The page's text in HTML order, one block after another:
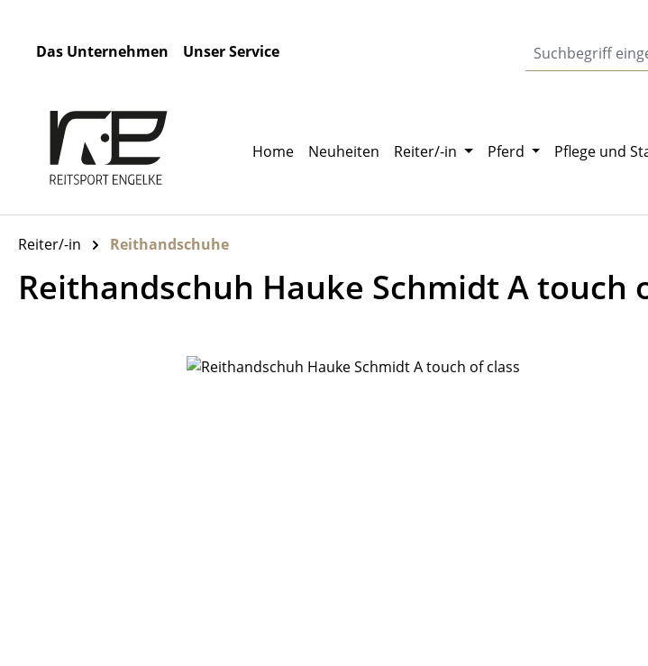
Das Unternehmen
Unser Service
Home Neuheiten Reiter/-in Pferd Pflege und
Reiter/-in Reithandschuhe
Reithandschuh Hauke Schmidt A touch
Bildergalerie überspringen